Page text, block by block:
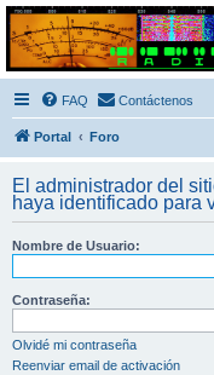
Radio
Foro de Radio Frecuencias
FAQ Contáctenos
Portal Foro
El administrador del
haya identificado para
Nombre de Usuario:
Contraseña:
Olvidé mi contraseña
Reenviar email de activación